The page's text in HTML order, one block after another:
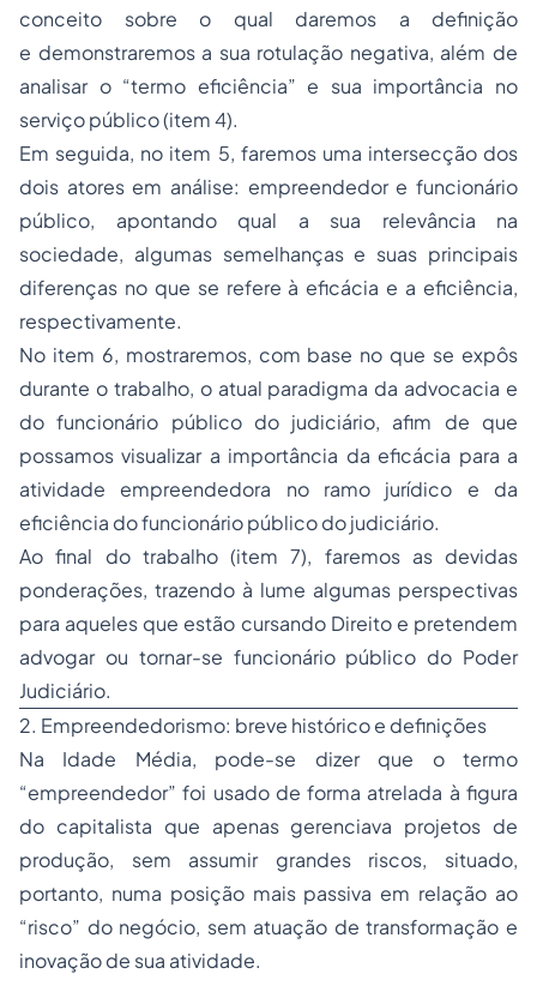
conceito sobre o qual daremos a definição
e demonstraremos a sua rotulação negativa, além de
analisar o “termo eficiência” e sua importância no
serviço público (item 4).
Em seguida, no item 5, faremos uma intersecção dos
dois atores em análise: empreendedor e funcionário
público, apontando qual a sua relevância na
sociedade, algumas semelhanças e suas principais
diferenças no que se refere à eficácia e a eficiência,
respectivamente.
No item 6, mostraremos, com base no que se expôs
durante o trabalho, o atual paradigma da advocacia e
do funcionário público do judiciário, afim de que
possamos visualizar a importância da eficácia para a
atividade empreendedora no ramo jurídico e da
eficiência do funcionário público do judiciário.
Ao final do trabalho (item 7), faremos as devidas
ponderações, trazendo à lume algumas perspectivas
para aqueles que estão cursando Direito e pretendem
advogar ou tornar-se funcionário público do Poder
Judiciário.
2. Empreendedorismo: breve histórico e definições
Na Idade Média, pode-se dizer que o termo
“empreendedor” foi usado de forma atrelada à figura
do capitalista que apenas gerenciava projetos de
produção, sem assumir grandes riscos, situado,
portanto, numa posição mais passiva em relação ao
“risco” do negócio, sem atuação de transformação e
inovação de sua atividade.